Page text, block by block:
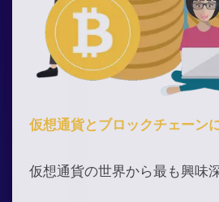
仮想通貨とブロックチェーン
仮想通貨の世界から最も興味